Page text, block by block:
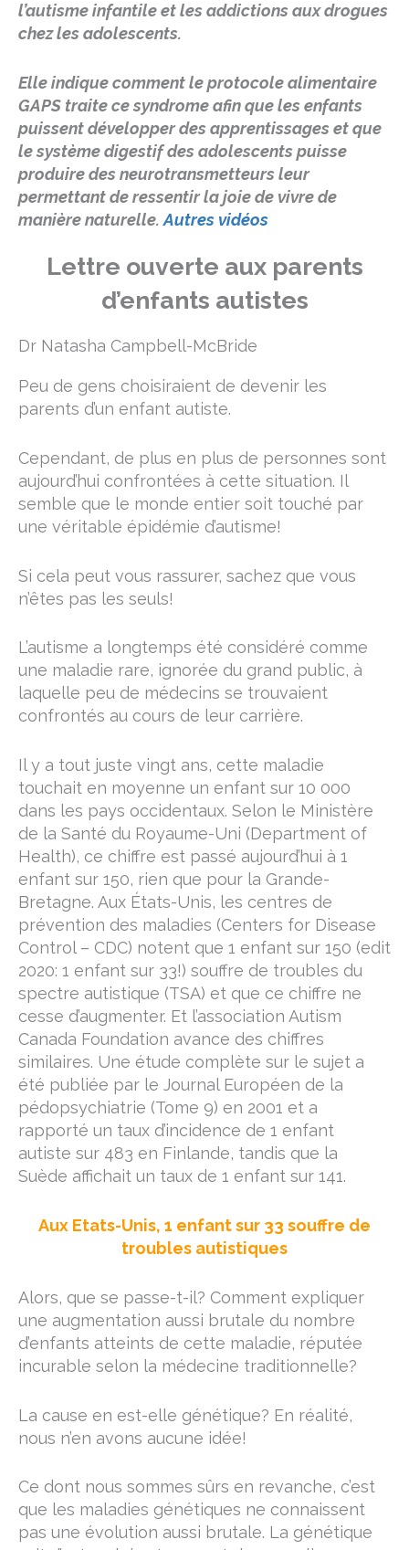
l’autisme infantile et les addictions aux drogues
chez les adolescents.
Elle indique comment le protocole alimentaire
GAPS traite ce syndrome afin que les enfants
puissent développer des apprentissages et que
le système digestif des adolescents puisse
produire des neurotransmetteurs leur
permettant de ressentir la joie de vivre de
manière naturelle.Autres vidéos
Lettre ouverte aux parents
d’enfants autistes
Dr Natasha Campbell-McBride
Peu de gens choisiraient de devenir les
parents d’un enfant autiste.
Cependant, de plus en plus de personnes sont
aujourd’hui confrontées à cette situation. Il
semble que le monde entier soit touché par
une véritable épidémie d’autisme!
Si cela peut vous rassurer, sachez que vous
n’êtes pas les seuls!
L’autisme a longtemps été considéré comme
une maladie rare, ignorée du grand public, à
laquelle peu de médecins se trouvaient
confrontés au cours de leur carrière.
Il y a tout juste vingt ans, cette maladie
touchait en moyenne un enfant sur 10 000
dans les pays occidentaux. Selon le Ministère
de la Santé du Royaume-Uni (Department of
Health), ce chiffre est passé aujourd’hui à 1
enfant sur 150, rien que pour la Grande-
Bretagne. Aux États-Unis, les centres de
prévention des maladies (Centers for Disease
Control – CDC) notent que 1 enfant sur 150 (edit
2020: 1 enfant sur 33!) souffre de troubles du
spectre autistique (TSA) et que ce chiffre ne
cesse d’augmenter. Et l’association Autism
Canada Foundation avance des chiffres
similaires. Une étude complète sur le sujet a
été publiée par le Journal Européen de la
pédopsychiatrie (Tome 9) en 2001 et a
rapporté un taux d’incidence de 1 enfant
autiste sur 483 en Finlande, tandis que la
Suède affichait un taux de 1 enfant sur 141.
Aux Etats-Unis, 1 enfant sur 33 souffre de
troubles autistiques
Alors, que se passe-t-il? Comment expliquer
une augmentation aussi brutale du nombre
d’enfants atteints de cette maladie, réputée
incurable selon la médecine traditionnelle?
La cause en est-elle génétique? En réalité,
nous n’en avons aucune idée!
Ce dont nous sommes sûrs en revanche, c’est
que les maladies génétiques ne connaissent
pas une évolution aussi brutale. La génétique